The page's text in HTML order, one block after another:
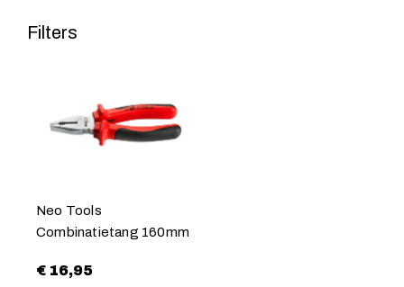
Filters
Neo Tools
Combinatietang 160mm
€ 16,95